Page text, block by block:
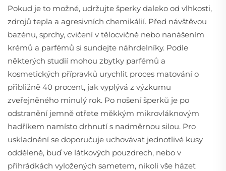
Pokud je to možné, udržujte šperky daleko od vlhkosti,
zdrojů tepla a agresivních chemikálií. Před návštěvou
bazénu, sprchy, cvičení v tělocvičně nebo nanášením
krémů a parfémů si sundejte náhrdelníky. Podle
některých studií mohou zbytky parfémů a
kosmetických přípravků urychlit proces matování o
přibližně 40 procent, jak vyplývá z výzkumu
zveřejněného minulý rok. Po nošení šperků je po
odstranění jemně otřete měkkým mikrovláknovým
hadříkem namísto drhnutí s nadměrnou silou. Pro
uskladnění se doporučuje uchovávat jednotlivé kusy
odděleně, buď ve látkových pouzdrech, nebo v
přihrádkách vyložených sametem, nikoli vše házet